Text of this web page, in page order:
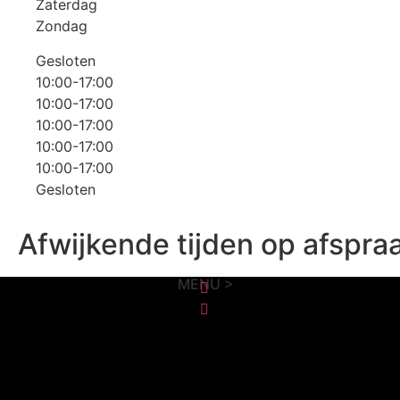
Zaterdag
Zondag
Gesloten
10:00-17:00
10:00-17:00
10:00-17:00
10:00-17:00
10:00-17:00
Gesloten
Afwijkende tijden op
MENU >